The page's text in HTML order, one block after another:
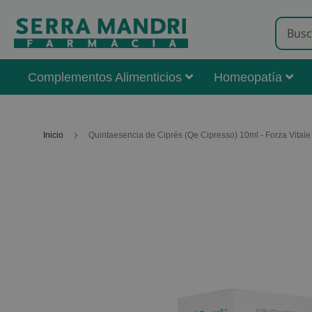
Complementos Alimenticios Homeopatía
Inicio Quintaesencia de Ciprés (Qe Cipresso) 10ml - Forza Vitale